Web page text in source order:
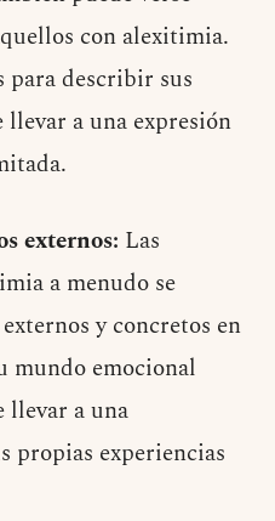
con alexitimia.
para describir sus
a una expresión
externos: Las
a menudo se
y concretos en
mundo emocional
llevar a una
propias experiencias